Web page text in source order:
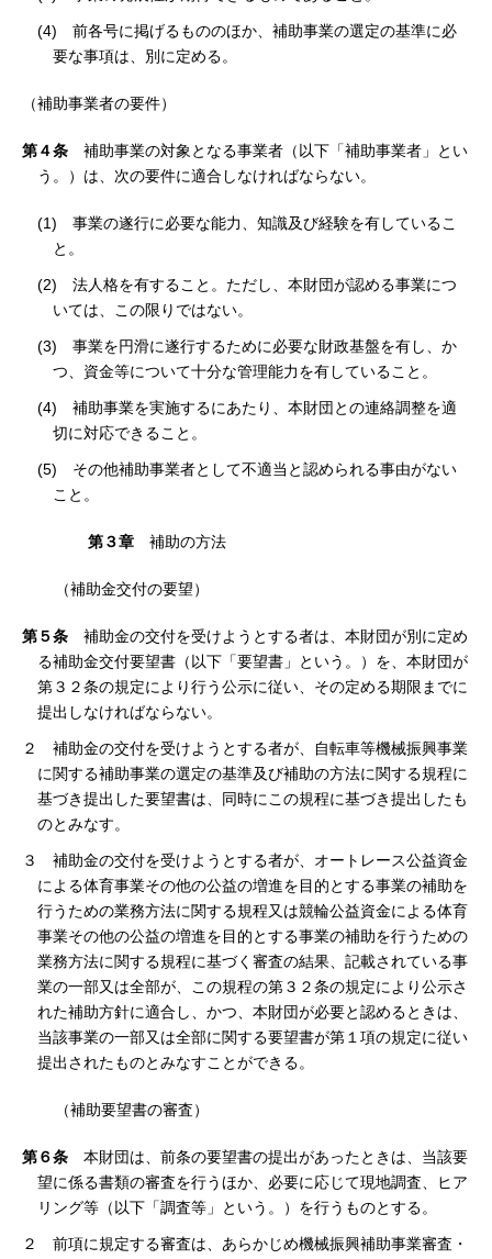
(4) 前各号に掲げるもののほか、補助事業の選定の基準に必
要な事項は、別に定める。
（補助事業者の要件）
第４条 補助事業の対象となる事業者（以下「補助事業者」とい
う。）は、次の要件に適合しなければならない。
(1) 事業の遂行に必要な能力、知識及び経験を有しているこ
と。
(2) 法人格を有すること。ただし、本財団が認める事業につ
いては、この限りではない。
(3) 事業を円滑に遂行するために必要な財政基盤を有し、か
つ、資金等について十分な管理能力を有していること。
(4) 補助事業を実施するにあたり、本財団との連絡調整を適
切に対応できること。
(5) その他補助事業者として不適当と認められる事由がない
こと。
第３章 補助の方法
（補助金交付の要望）
第５条 補助金の交付を受けようとする者は、本財団が別に定め
る補助金交付要望書（以下「要望書」という。）を、本財団が
第３２条の規定により行う公示に従い、その定める期限までに
提出しなければならない。
２ 補助金の交付を受けようとする者が、自転車等機械振興事業
に関する補助事業の選定の基準及び補助の方法に関する規程に
基づき提出した要望書は、同時にこの規程に基づき提出したも
のとみなす。
３ 補助金の交付を受けようとする者が、オートレース公益資金
による体育事業その他の公益の増進を目的とする事業の補助を
行うための業務方法に関する規程又は競輪公益資金による体育
事業その他の公益の増進を目的とする事業の補助を行うための
業務方法に関する規程に基づく審査の結果、記載されている事
業の一部又は全部が、この規程の第３２条の規定により公示さ
れた補助方針に適合し、かつ、本財団が必要と認めるときは、
当該事業の一部又は全部に関する要望書が第１項の規定に従い
提出されたものとみなすことができる。
（補助要望書の審査）
第６条 本財団は、前条の要望書の提出があったときは、当該要
望に係る書類の審査を行うほか、必要に応じて現地調査、ヒア
リング等（以下「調査等」という。）を行うものとする。
２ 前項に規定する審査は、あらかじめ機械振興補助事業審査・